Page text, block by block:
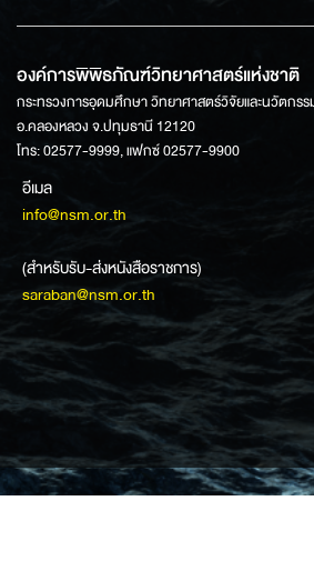
องค์การพิพิธภัณฑ์วิทยาศาสตร์แห่งชาติ
กระทรวงการอุดมศึกษา วิทยาศาสตร์วิจัยและนวัตกร
อ.คลองหลวง จ.ปทุมธานี 12120
โทร: 02577-9999, แฟกซ์ 02577-9900
อีเมล
info@nsm.or.th
(สำหรับรับ-ส่งหนังสือราชการ)
saraban@nsm.or.th